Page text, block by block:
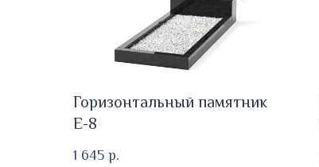
Горизонтальный памятник
Е-8
1 645 р.